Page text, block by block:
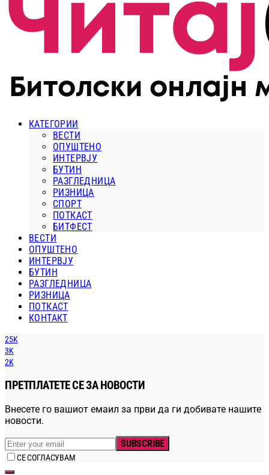
КАТЕГОРИИ
ВЕСТИ
ОПУШТЕНО
ИНТЕРВЈУ
БУТИН
РАЗГЛЕДНИЦА
РИЗНИЦА
СПОРТ
ПОТКАСТ
БИТФЕСТ
ВЕСТИ
ОПУШТЕНО
ИНТЕРВЈУ
БУТИН
РАЗГЛЕДНИЦА
РИЗНИЦА
ПОТКАСТ
КОНТАКТ
25K
3K
2K
ПРЕТПЛАТЕТЕ СЕ ЗА НОВОСТИ
Внесете го вашиот емаил за први да ги добивате нашите
новости.
SUBSCRIBE
СЕ СОГЛАСУВАМ